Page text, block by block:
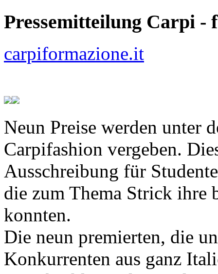
Pressemitteilung Carpi -
carpiformazione.it
Neun Preise werden unter
Carpifashion vergeben.
Ausschreibung für
die zum Thema Strick ihre
konnten.
Die neun premierten, die
Konkurrenten aus ganz